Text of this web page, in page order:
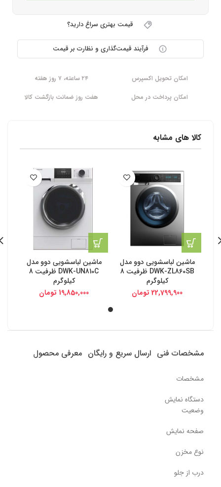
قیمت بهتری سراغ دارید؟
فرآیند قیمت‌گذاری و نظارت بر قیمت
امکان تحویل اکسپرس
۲۴ ساعته، ۷ روز هفته
امکان پرداخت در محل
هفت روز ضمانت بازگشت کالا
کالا های مشابه
ماشین لباسشویی دوو مدل
DWK-ZL860SB ظرفیت 8
کیلوگرم
22,799,900 تومان
ماشین لباسشویی دوو مدل
DWK-UN810C ظرفیت 8
کیلوگرم
19,850,000 تومان
مشخصات فنی ارسال سریع و رایگان معرفی محصول
مشخصات
دستگاه نمایش
وضعیت
صفحه نمایش
نوع مخزن
درب از جلو